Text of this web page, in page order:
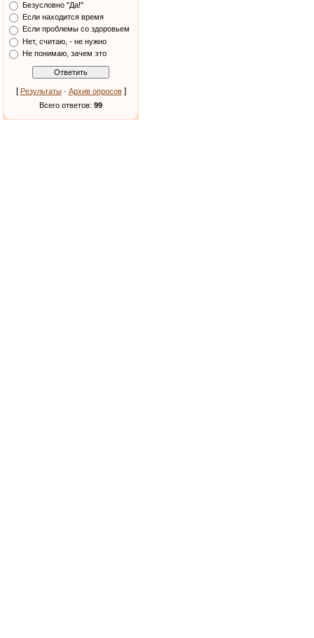
Безусловно "Да!"
Если находится время
Если проблемы со здоровьем
Нет, считаю, - не нужно
Не понимаю, зачем это
[ Результаты· Архив опросов]
Всего ответов: 99